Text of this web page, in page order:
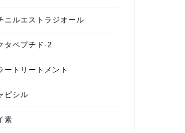
ニルエストラジオール
タペプチド-2
ートリートメント
ピシル
素